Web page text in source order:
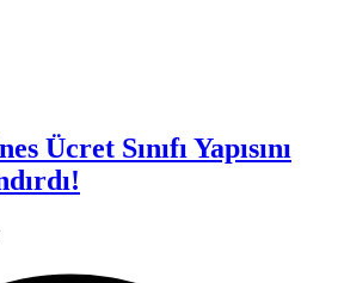
Ücret Sınıfı Yapısını